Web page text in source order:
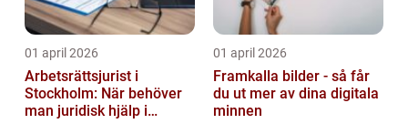
01 april 2026
Arbetsrättsjurist i
Stockholm: När behöver
man juridisk hjälp i
01 april 2026
Framkalla bilder - så får
du ut mer av dina digitala
minnen